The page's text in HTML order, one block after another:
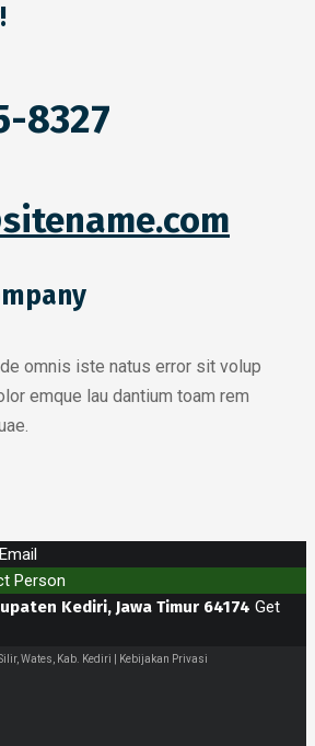
8327
omnis iste natus error sit volup
emque lau dantium toam rem
Email
Person
Kediri, Jawa Timur 64174 Get
Wates, Kab. Kediri | Kebijakan Privasi